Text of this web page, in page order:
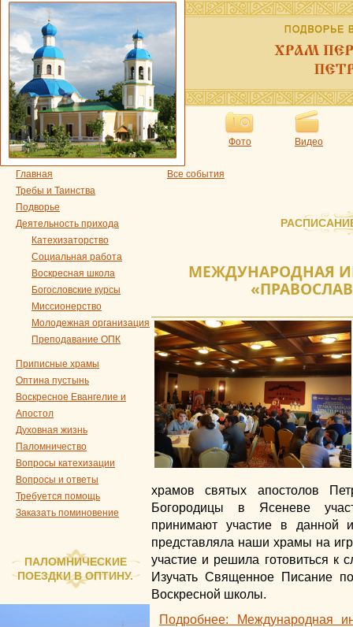
Фото Видео
Главная
Требы и Таинства
Подворье
Деятельность прихода
Катехизаторство
Социальная работа
Воскресная школа
Богословские курсы
Миссионерство
Молодежная организация
Преподавание ОПК
Приписные храмы
Оптина пустынь
Воскресное Евангелие и
Апостол
Духовная жизнь
Паломничество
Вопросы катехизации
Вопросы и ответы
Требуется помощь
Заказать поминовение
ПАЛОМНИЧЕСКИЕ
ПОЕЗДКИ В ОПТИНУ.
Все события
МЕЖДУНАРОДНАЯ
храмов святых апостолов
Богородицы в Ясеневе
принимают участие в данной
представляла наши храмы на
участие и решила готовиться к
Изучать Священное Писание
Воскресной школы.
Подробнее: Международная